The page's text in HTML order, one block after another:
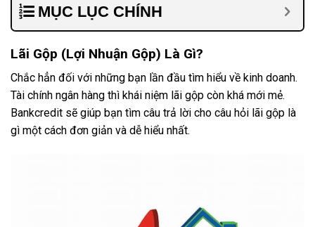
MỤC LỤC CHÍNH
Lãi Gộp (Lợi Nhuận Gộp) Là Gì?
Chắc hẳn đối với những bạn lần đầu tìm hiểu về kinh doanh.
Tài chính ngân hàng thì khái niệm lãi gộp còn khá mới mẻ.
Bankcredit sẽ giúp bạn tìm câu trả lời cho câu hỏi lãi gộp là
gì một cách đơn giản và dễ hiểu nhất.